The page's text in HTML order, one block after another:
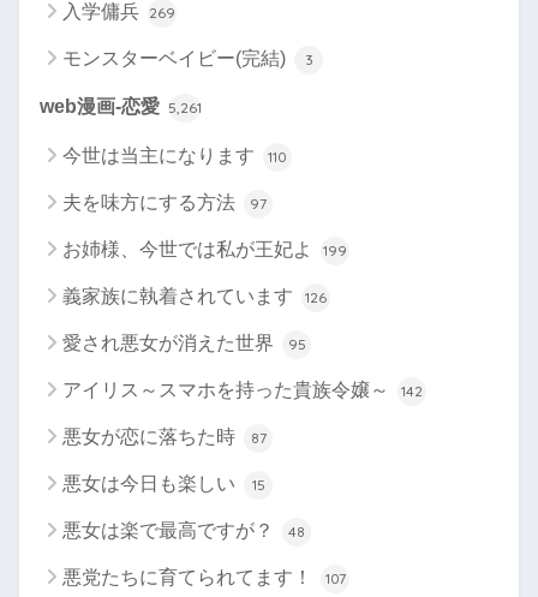
入学傭兵 269
モンスターベイビー(完結) 3
web漫画-恋愛 5,261
今世は当主になります 110
夫を味方にする方法 97
お姉様、今世では私が王妃よ 199
義家族に執着されています 126
愛され悪女が消えた世界 95
アイリス～スマホを持った貴族令嬢～ 142
悪女が恋に落ちた時 87
悪女は今日も楽しい 15
悪女は楽で最高ですが？ 48
悪党たちに育てられてます！ 107